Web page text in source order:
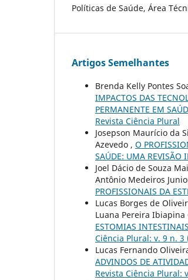
Políticas de Saúde, Área
Artigos Semelhantes
Brenda Kelly Pontes
IMPACTOS DAS
PERMANENTE EM
Revista Ciência Plural
Josepson Maurício da
Azevedo , O
SAÚDE: UMA REVISÃO
Joel Dácio de Souza
Antônio Medeiros
PROFISSIONAIS DA
Lucas Borges de
Luana Pereira Ibiapina
ESTOMIAS
Ciência Plural: v. 9 n. 3
Lucas Fernando
ADVINDOS DE
Revista Ciência Plural: